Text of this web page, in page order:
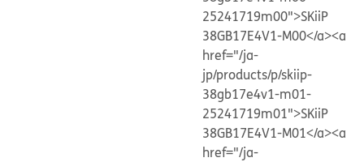
25241719m00">SKiiP
38GB17E4V1-M00</a><a
href="/ja-
jp/products/p/skiip-
38gb17e4v1-m01-
25241719m01">SKiiP
38GB17E4V1-M01</a><a
href="/ja-